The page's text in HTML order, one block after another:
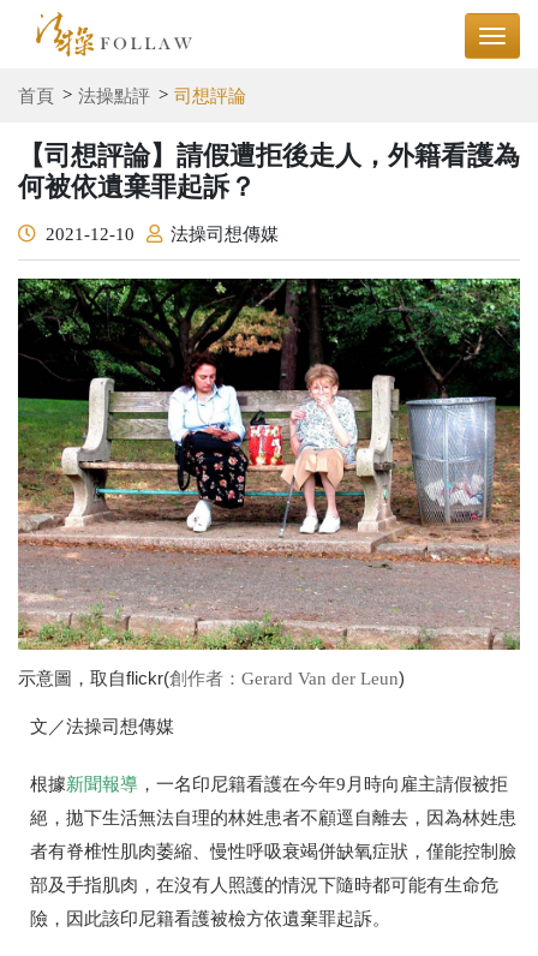
首頁 法操點評 司想評論
【司想評論】請假遭拒後走人，外籍看護為
何被依遺棄罪起訴？
2021-12-10 法操司想傳媒
示意圖，取自flickr(創作者：Gerard Van der Leun)
文／法操司想傳媒
根據新聞報導 ，一名印尼籍看護在今年9月時向雇主請假被拒
絕，拋下生活無法自理的林姓患者不顧逕自離去，因為林姓患
者有脊椎性肌肉萎縮、慢性呼吸衰竭併缺氧症狀，僅能控制臉
部及手指肌肉，在沒有人照護的情況下隨時都可能有生命危
險，因此該印尼籍看護被檢方依遺棄罪起訴。